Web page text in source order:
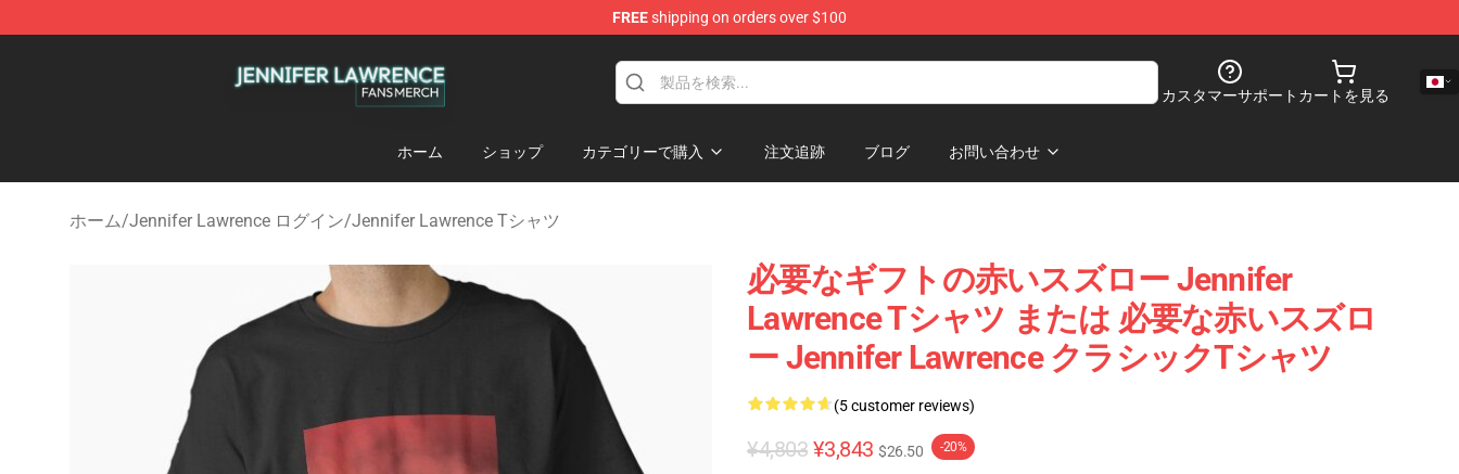
FREEshipping on orders over $100
カスタマーサポート カートを見る
ホーム ショップ カテゴリーで購入 注文追跡 ブログ お問い合わせ
ホーム/Jennifer Lawrence ログイン/Jennifer Lawrence Tシャツ
必要なギフトの赤いスズロー Jennifer
Lawrence Tシャツ または 必要な赤いスズロ
ー Jennifer Lawrence クラシックTシャツ
(5 customer reviews)
¥4,803 ¥3,843 $26.50 -20%